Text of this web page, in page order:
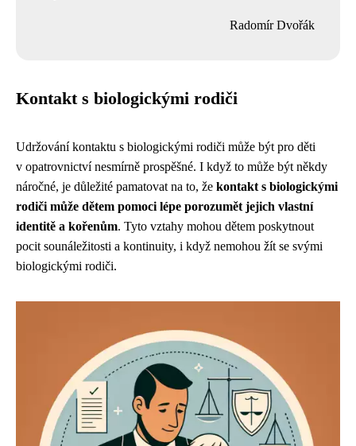
Radomír Dvořák
Kontakt s biologickými rodiči
Udržování kontaktu s biologickými rodiči může být pro děti
v opatrovnictví nesmírně prospěšné. I když to může být někdy
náročné, je důležité pamatovat na to, že kontakt s biologickými
rodiči může dětem pomoci lépe porozumět jejich vlastní
identitě a kořenům. Tyto vztahy mohou dětem poskytnout
pocit sounáležitosti a kontinuity, i když nemohou žít se svými
biologickými rodiči.